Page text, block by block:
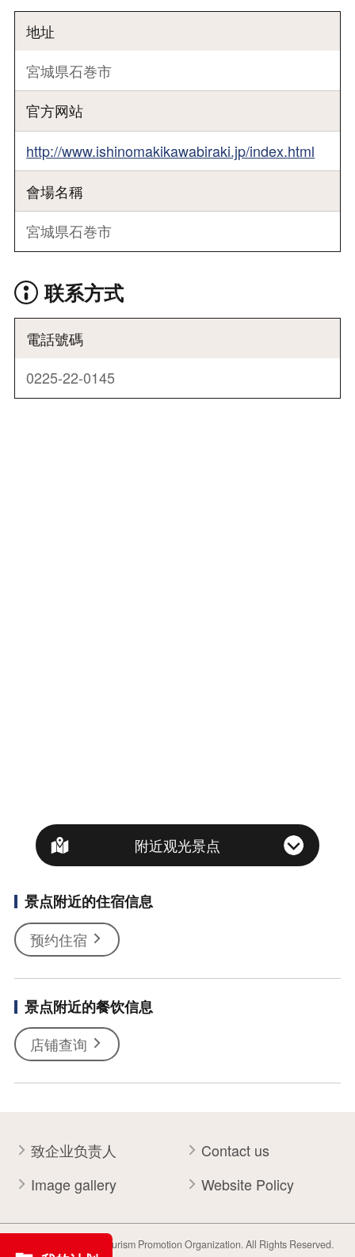
地址
宮城県石巻市
官方网站
http://www.ishinomakikawabiraki.jp/index.html
會場名稱
宮城県石巻市
联系方式
電話號碼
0225-22-0145
附近观光景点
景点附近的住宿信息
预约住宿
景点附近的餐饮信息
店铺查询
致企业负责人
Contact us
Image gallery
Website Policy
Copyright Tohoku Tourism Promotion Organization. All Rights Reserved.